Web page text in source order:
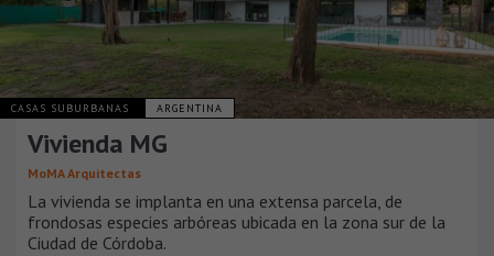
CASAS SUBURBANAS ARGENTINA
Vivienda MG
MoMA Arquitectas
La vivienda se implanta en una extensa parcela, de
frondosas especies arbóreas ubicada en la zona sur de la
Ciudad de Córdoba.